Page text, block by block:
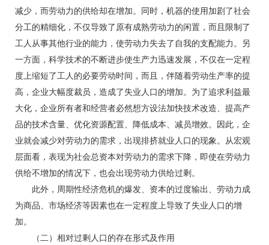
减少，而劳动力的供给却在增加。同时，机器的使用加剧了社会
分工的精细化，不仅导致了原有成熟劳动力的闲置，而且限制了
工人从事其他行业的能力，使劳动力失去了自我的支配能力。另
一方面，科学技术的不断进步使生产力迅速发展，不仅在一定程
度上缩短了工人的必要劳动时间，而且，伴随着劳动生产率的提
高，企业大幅度裁员，造成了失业人口的增加。为了追求利益最
大化，企业所有者和经营者必然想方设法加快技术改造、提高产
品的技术含量、优化资源配置、降低成本、减员增效。因此，企
业就会减少对劳动力的需求，出现排挤就业人口的现象。从宏观
层面看，表现为社会总资本对劳动力的需求下降，即使在劳动力
供给不增加的情况下，也会出现劳动力供给过剩。
此外，周期性经济危机的爆发、资本的过度输出、劳动力成
为商品、市场经济等因素也在一定程度上导致了失业人口的增
加。
（二）相对过剩人口的存在形式及作用